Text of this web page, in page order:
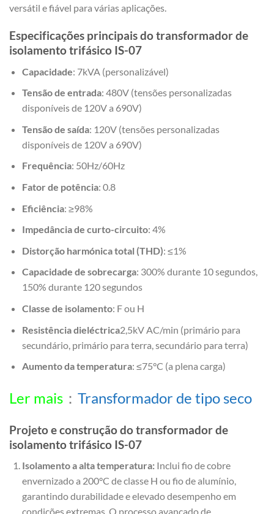
versátil e fiável para várias aplicações.
Especificações principais do transformador de
isolamento trifásico IS-07
Capacidade: 7kVA (personalizável)
Tensão de entrada: 480V (tensões personalizadas
disponíveis de 120V a 690V)
Tensão de saída: 120V (tensões personalizadas
disponíveis de 120V a 690V)
Frequência: 50Hz/60Hz
Fator de potência: 0.8
Eficiência: ≥98%
Impedância de curto-circuito: 4%
Distorção harmónica total (THD): ≤1%
Capacidade de sobrecarga: 300% durante 10 segundos,
150% durante 120 segundos
Classe de isolamento: F ou H
Resistência dieléctrica2,5kV AC/min (primário para
secundário, primário para terra, secundário para terra)
Aumento da temperatura: ≤75°C (a plena carga)
Ler mais ： Transformador de tipo seco
Projeto e construção do transformador de
isolamento trifásico IS-07
Isolamento a alta temperatura:Inclui fio de cobre
envernizado a 200°C de classe H ou fio de alumínio,
garantindo durabilidade e elevado desempenho em
condições extremas. O processo avançado de